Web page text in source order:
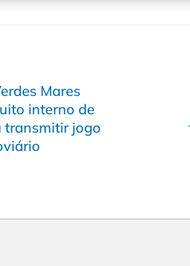
Mares
interno de
transmitir jogo